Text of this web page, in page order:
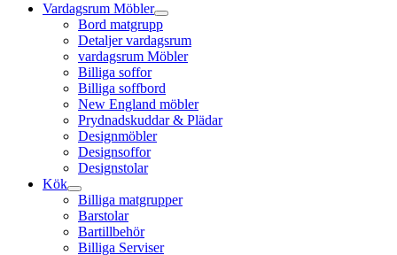
Vardagsrum Möbler
Bord matgrupp
Detaljer vardagsrum
vardagsrum Möbler
Billiga soffor
Billiga soffbord
New England möbler
Prydnadskuddar & Plädar
Designmöbler
Designsoffor
Designstolar
Kök
Billiga matgrupper
Barstolar
Bartillbehör
Billiga Serviser